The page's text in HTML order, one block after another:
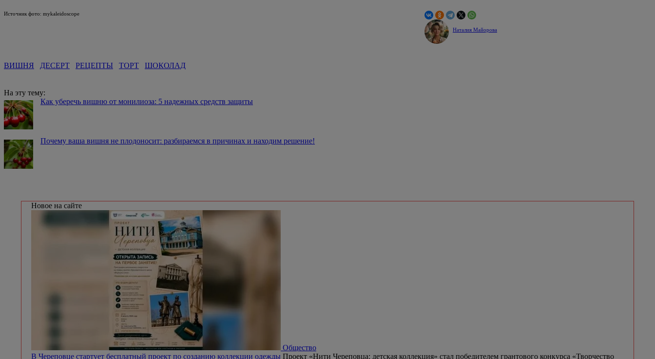
Источник фото: mykaleidoscope
Наталия Майорова
ВИШНЯ ДЕСЕРТ РЕЦЕПТЫ ТОРТ ШОКОЛАД
На эту тему:
Как уберечь вишню от монилиоза: 5 надежных средств защиты
Почему ваша вишня не плодоносит: разбираемся в причинах и находим решение!
Новое на сайте
Общество
В Череповце стартует бесплатный проект по созданию коллекции одежды Проект «Нити Череповца: детская коллекция» стал победителем грантового конкурса «Творчество